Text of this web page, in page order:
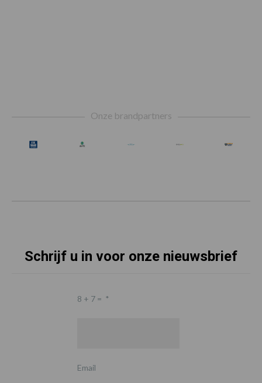
Onze brandpartners
Schrijf u in voor onze nieuwsbrief
8 + 7 = *
Email